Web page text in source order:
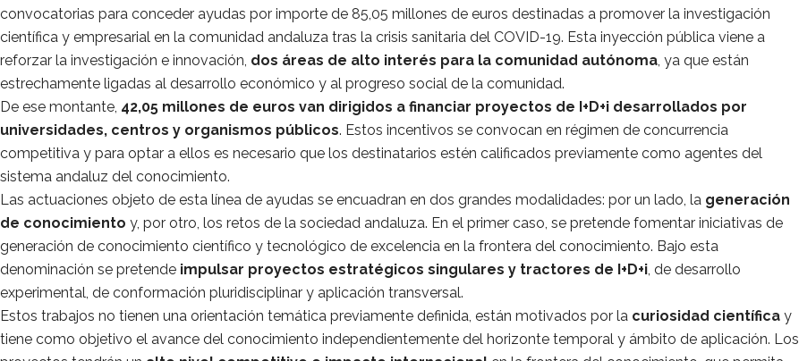
convocatorias para conceder ayudas por importe de 85,05 millones de euros destinadas a promover la investigación
científica y empresarial en la comunidad andaluza tras la crisis sanitaria del COVID-19. Esta inyección pública viene a
reforzar la investigación e innovación, dos áreas de alto interés para la comunidad autónoma, ya que están
estrechamente ligadas al desarrollo económico y al progreso social de la comunidad.
De ese montante, 42,05 millones de euros van dirigidos a financiar proyectos de I+D+i desarrollados por
universidades, centros y organismos públicos. Estos incentivos se convocan en régimen de concurrencia
competitiva y para optar a ellos es necesario que los destinatarios estén calificados previamente como agentes del
sistema andaluz del conocimiento.
Las actuaciones objeto de esta línea de ayudas se encuadran en dos grandes modalidades: por un lado, la generación
de conocimiento y, por otro, los retos de la sociedad andaluza. En el primer caso, se pretende fomentar iniciativas de
generación de conocimiento científico y tecnológico de excelencia en la frontera del conocimiento. Bajo esta
denominación se pretende impulsar proyectos estratégicos singulares y tractores de I+D+i, de desarrollo
experimental, de conformación pluridisciplinar y aplicación transversal.
Estos trabajos no tienen una orientación temática previamente definida, están motivados por la curiosidad científica y
tiene como objetivo el avance del conocimiento independientemente del horizonte temporal y ámbito de aplicación. Los